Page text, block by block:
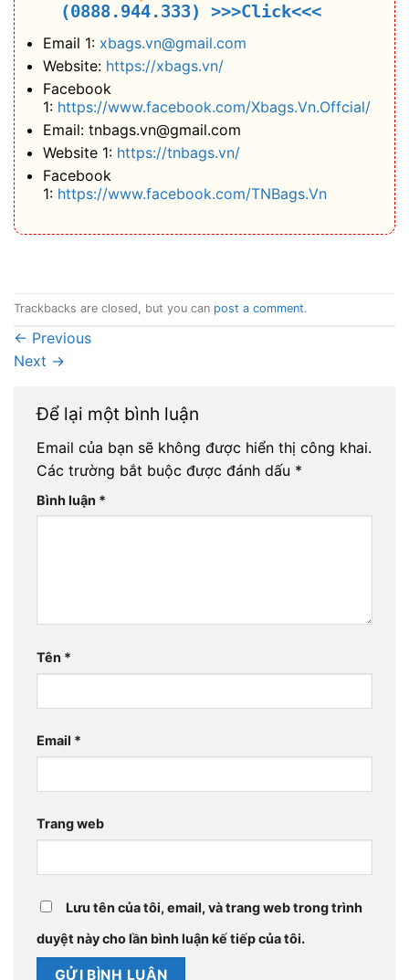
(0888.944.333) >>>Click<<<
Email 1: xbags.vn@gmail.com
Website: https://xbags.vn/
Facebook
1: https://www.facebook.com/Xbags.Vn.Offcial/
Email: tnbags.vn@gmail.com
Website 1: https://tnbags.vn/
Facebook
1: https://www.facebook.com/TNBags.Vn
Trackbacks are closed, but you can post a comment.
← Previous
Next →
Để lại một bình luận
Email của bạn sẽ không được hiển thị công khai.
Các trường bắt buộc được đánh dấu *
Bình luận *
Tên *
Email *
Trang web
Lưu tên của tôi, email, và trang web trong trình
duyệt này cho lần bình luận kế tiếp của tôi.